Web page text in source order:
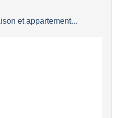
et appartement...